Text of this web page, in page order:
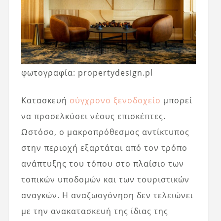
φωτογραφία: propertydesign.pl
Κατασκευή σύγχρονο ξενοδοχείο μπορεί
να προσελκύσει νέους επισκέπτες.
Ωστόσο, ο μακροπρόθεσμος αντίκτυπος
στην περιοχή εξαρτάται από τον τρόπο
ανάπτυξης του τόπου στο πλαίσιο των
τοπικών υποδομών και των τουριστικών
αναγκών. Η αναζωογόνηση δεν τελειώνει
με την ανακατασκευή της ίδιας της